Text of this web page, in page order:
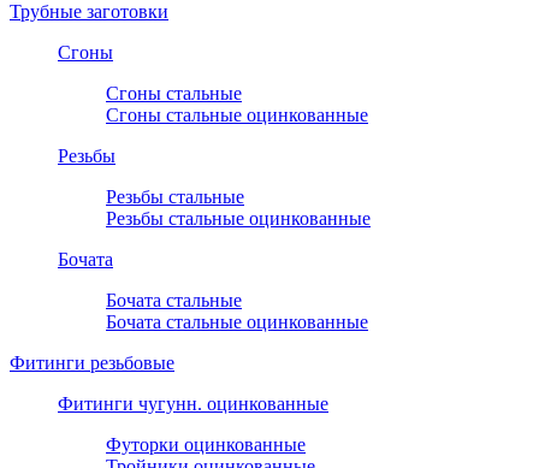
Трубные заготовки
Сгоны
Сгоны стальные
Сгоны стальные оцинкованные
Резьбы
Резьбы стальные
Резьбы стальные оцинкованные
Бочата
Бочата стальные
Бочата стальные оцинкованные
Фитинги резьбовые
Фитинги чугунн. оцинкованные
Футорки оцинкованные